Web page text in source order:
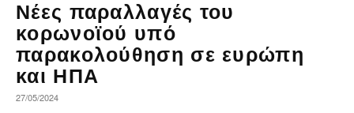
Νέες παραλλαγές του
κορωνοϊού υπό
παρακολούθηση σε ευρώπη
και ΗΠΑ
27/05/2024